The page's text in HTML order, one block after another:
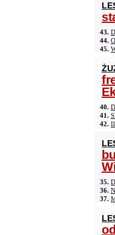
43.
44.
45.
40.
41.
42.
35.
36.
37.